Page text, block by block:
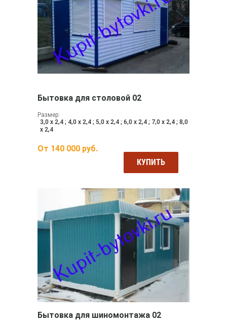
Бытовка для столовой 02
Размер:
3,0 х 2,4 ; 4,0 х 2,4 ; 5,0 х 2,4 ; 6,0 х 2,4 ; 7,0 х 2,4 ; 8,0
х 2,4
От 140 000 руб.
КУПИТЬ
Бытовка для шиномонтажа 02